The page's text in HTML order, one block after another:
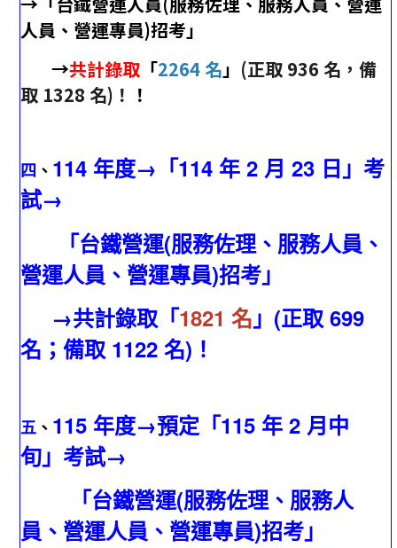
人員、營運專員)招考」
→共計錄取 「2264 名」 (正取 936 名，備
取 1328 名)！ ！
四 、 114 年度→「114 年 2 月 23 日」考
試→
「台鐵營運(服務佐理、服務人員、
營運人員 、營運專員)招考」
→共計錄取「1821 名 」(正取 699
名；備取 1122 名) ！
五 、 115 年度→預定「115 年 2 月中
旬」考試→
「台鐵營運(服務佐理、服務人
員、營運人員 、營運專員)招考」